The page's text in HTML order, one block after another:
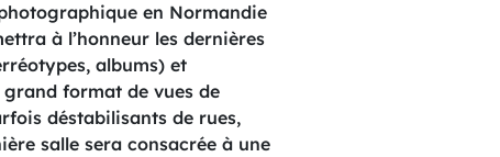
en Normandie
à l’honneur les dernières
albums) et
format de vues de
déstabilisants de rues,
salle sera consacrée à une